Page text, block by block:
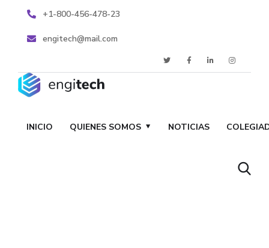
+1-800-456-478-23
engitech@mail.com
INICIO QUIENES SOMOS NOTICIAS